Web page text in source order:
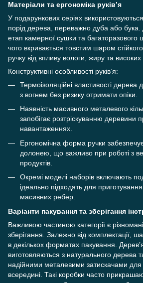
Матеріали та ергономіка руків’я
У подарункових серіях
порід дерева, переважно дуба або
етап камерної сушки та багаторазового
чого вкривається товстим шаром
ручку від впливу вологи, жиру та
Конструктивні особливості руків’я:
Термоізоляційні властивості
з вогнем без ризику отримати опіки.
Наявність масивного металевого
запобігає розтріскуванню деревини
навантаженнях.
Ергономічна форма ручки
долонею, що важливо при роботі з
продуктів.
Окремі моделі наборів включають
ідеально підходять для
масивних ребер.
Варіанти пакування та зберігання
Важливою частиною категорії є
зберігання. Залежно від комплектації,
в декількох форматах пакування.
виготовляються з натурального дерева
надійними металевими затискачами для
всередині. Такі коробки часто